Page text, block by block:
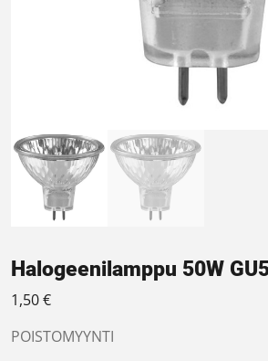
Halogeenilamppu 50W
1,50€
POISTOMYYNTI